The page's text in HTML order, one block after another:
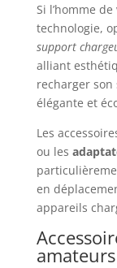
Si l’homme
technologie,
support
alliant
recharger
élégante et
Les
ou les
en
appareils